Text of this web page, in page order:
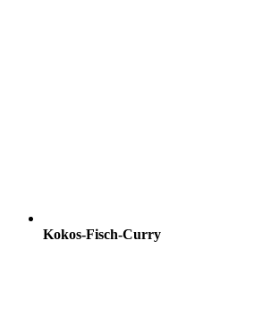
Kokos-Fisch-Curry